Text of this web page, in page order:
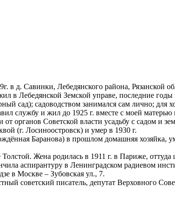
в д. Савинки, Лебедянского района,
в Лебедянской Земской управе, поcледние
сад); садоводством занимался сам лично;
службу и жил до 1925 г. вместе с моей
органов Советской власти усадьбу с садом и
(г. Лосиноостровск) и умер в 1930 г.
Баранова) в прошлом домашняя хозяйка,
Жена родилась в 1911 г. в Париже,
аспирантуру в Ленинградском радиевом
в Москве – Зубовская ул., 7.
советский писатель, депутат Верховного